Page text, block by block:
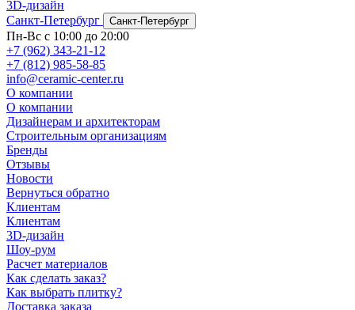
3D-дизайн
Санкт-Петербург
Санкт-Петербург
Пн-Вс с 10:00 до 20:00
+7 (962) 343-21-12
+7 (812) 985-58-85
info@ceramic-center.ru
О компании
О компании
Дизайнерам и архитекторам
Строительным организациям
Бренды
Отзывы
Новости
Вернуться обратно
Клиентам
Клиентам
3D-дизайн
Шоу-рум
Расчет материалов
Как сделать заказ?
Как выбрать плитку?
Доставка заказа